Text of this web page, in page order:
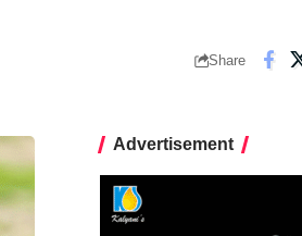
Share
Advertisement